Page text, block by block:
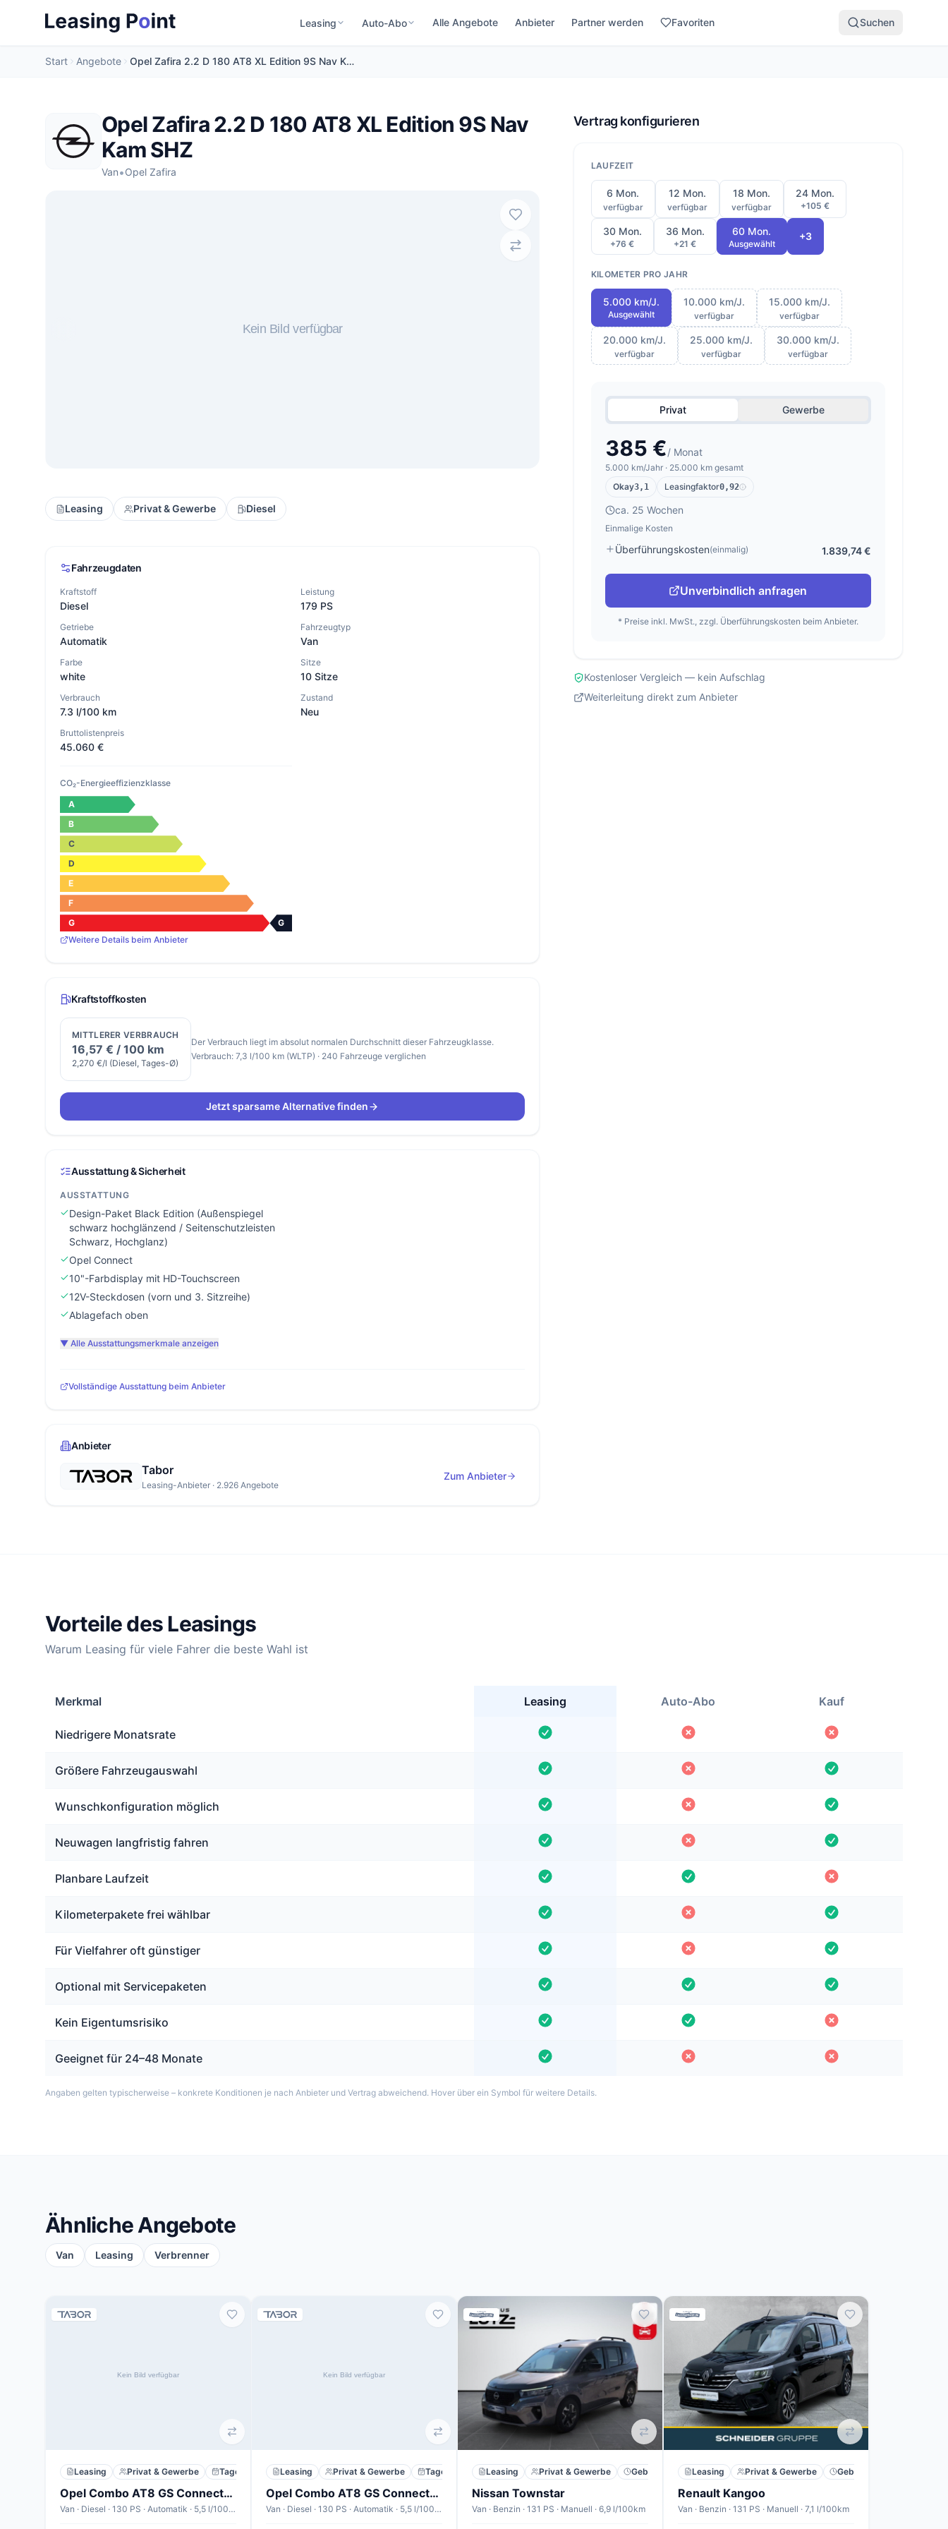
Leasing Auto-Abo Alle Angebote Anbieter Partner werden Favoriten Suchen
Start Angebote Opel Zafira 2.2 D 180 AT8 XL Edition 9S Nav Kam SHZ
Opel Zafira 2.2 D 180 AT8 XL Edition 9S Nav
Kam SHZ
Van•Opel Zafira
Leasing Privat & Gewerbe Diesel
Vertrag konfigurieren
LAUFZEIT
6 Mon.
verfügbar
12 Mon.
verfügbar
18 Mon.
verfügbar
24 Mon.
+105 €
30 Mon.
+76 €
36 Mon.
+21 €
60 Mon.
Ausgewählt
+3
KILOMETER PRO JAHR
5.000 km/J.
Ausgewählt
10.000 km/J.
verfügbar
15.000 km/J.
verfügbar
20.000 km/J.
verfügbar
25.000 km/J.
verfügbar
30.000 km/J.
verfügbar
Privat Gewerbe
385 €/ Monat
5.000 km/Jahr · 25.000 km gesamt
Okay3,1 Leasingfaktor0,92
ca. 25 Wochen
Einmalige Kosten
Überführungskosten(einmalig) 1.839,74 €
Unverbindlich anfragen
* Preise inkl. MwSt., zzgl. Überführungskosten beim Anbieter.
Kostenloser Vergleich — kein Aufschlag
Weiterleitung direkt zum Anbieter
Fahrzeugdaten
Kraftstoff
Diesel
Leistung
179 PS
Getriebe
Automatik
Fahrzeugtyp
Van
Farbe
white
Sitze
10 Sitze
Verbrauch
7.3 l/100 km
Zustand
Neu
Bruttolistenpreis
45.060 €
CO₂-Energieeffizienzklasse
A
B
C
D
E
F
G
G
Weitere Details beim Anbieter
Kraftstoffkosten
MITTLERER VERBRAUCH
16,57 € / 100 km
2,270 €/l (Diesel, Tages-Ø)
Der Verbrauch liegt im absolut normalen Durchschnitt dieser Fahrzeugklasse.
Verbrauch: 7,3 l/100 km (WLTP) · 240 Fahrzeuge verglichen
Jetzt sparsame Alternative finden
Ausstattung & Sicherheit
AUSSTATTUNG
Design-Paket Black Edition (Außenspiegel
schwarz hochglänzend / Seitenschutzleisten
Schwarz, Hochglanz)
Opel Connect
10"-Farbdisplay mit HD-Touchscreen
12V-Steckdosen (vorn und 3. Sitzreihe)
Ablagefach oben
▼ Alle Ausstattungsmerkmale anzeigen
Vollständige Ausstattung beim Anbieter
Anbieter
Tabor
Leasing-Anbieter · 2.926 Angebote
Zum Anbieter
Vorteile des Leasings
Warum Leasing für viele Fahrer die beste Wahl ist
Merkmal Leasing Auto-Abo Kauf
Niedrigere Monatsrate
Größere Fahrzeugauswahl
Wunschkonfiguration möglich
Neuwagen langfristig fahren
Planbare Laufzeit
Kilometerpakete frei wählbar
Für Vielfahrer oft günstiger
Optional mit Servicepaketen
Kein Eigentumsrisiko
Geeignet für 24–48 Monate
Angaben gelten typischerweise – konkrete Konditionen je nach Anbieter und Vertrag abweichend. Hover über ein Symbol für weitere Details.
Ähnliche Angebote
Van Leasing Verbrenner
Leasing Privat & Gewerbe Tageszulassung
Opel Combo AT8 GS Connect+P Nav 2xPDC Keyl Klimaaut
Van · Diesel · 130 PS · Automatik · 5,5 l/100km
Leasing Privat & Gewerbe Tageszulassung
Opel Combo AT8 GS Connect+P Nav 2xPDC Keyl Klimaaut
Van · Diesel · 130 PS · Automatik · 5,5 l/100km
Leasing Privat & Gewerbe Gebraucht
Nissan Townstar
Van · Benzin · 131 PS · Manuell · 6,9 l/100km
Leasing Privat & Gewerbe Gebraucht
Renault Kangoo
Van · Benzin · 131 PS · Manuell · 7,1 l/100km